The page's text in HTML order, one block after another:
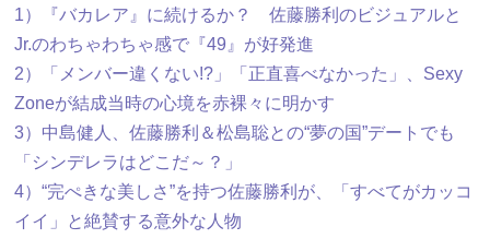
1）『バカレア』に続けるか？ 佐藤勝利のビジュアルと
Jr.のわちゃわちゃ感で『49』が好発進
2）「メンバー違くない!?」「正直喜べなかった」、Sexy
Zoneが結成当時の心境を赤裸々に明かす
3）中島健人、佐藤勝利＆松島聡との“夢の国”デートでも
「シンデレラはどこだ～？」
4）“完ぺきな美しさ”を持つ佐藤勝利が、「すべてがカッコ
イイ」と絶賛する意外な人物